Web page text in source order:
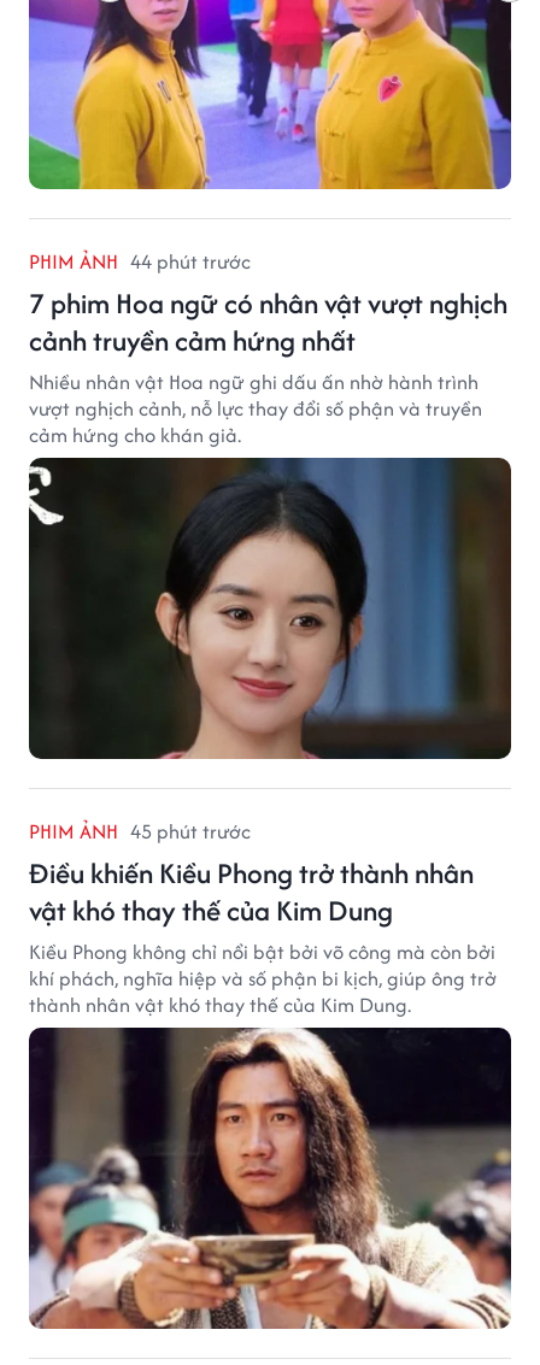
PHIM ẢNH 44 phút trước
7 phim Hoa ngữ có nhân vật vượt nghịch
cảnh truyền cảm hứng nhất
Nhiều nhân vật Hoa ngữ ghi dấu ấn nhờ hành trình
vượt nghịch cảnh, nỗ lực thay đổi số phận và truyền
cảm hứng cho khán giả.
PHIM ẢNH 45 phút trước
Điều khiến Kiều Phong trở thành nhân
vật khó thay thế của Kim Dung
Kiều Phong không chỉ nổi bật bởi võ công mà còn bởi
khí phách, nghĩa hiệp và số phận bi kịch, giúp ông trở
thành nhân vật khó thay thế của Kim Dung.